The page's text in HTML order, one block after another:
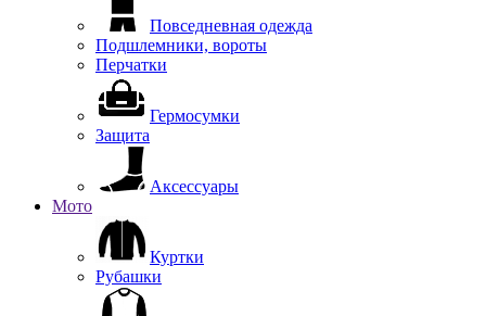
Повседневная одежда
Подшлемники, вороты
Перчатки
Гермосумки
Защита
Аксессуары
Мото
Куртки
Рубашки